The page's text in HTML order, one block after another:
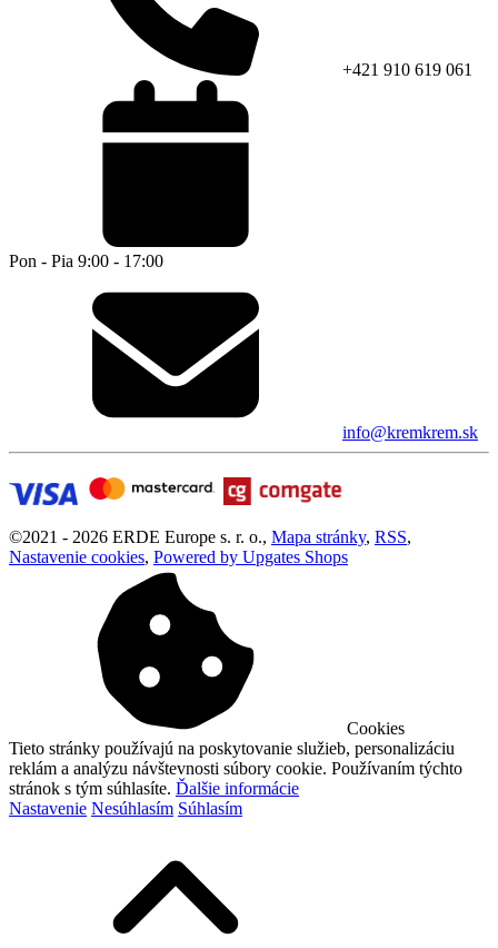
+421 910 619 061
Pon - Pia 9:00 - 17:00
info@kremkrem.sk
©2021 - 2026 ERDE Europe s. r. o., Mapa stránky, RSS,
Nastavenie cookies, Powered by Upgates Shops
Cookies
Tieto stránky používajú na poskytovanie služieb, personalizáciu
reklám a analýzu návštevnosti súbory cookie. Používaním týchto
stránok s tým súhlasíte. Ďalšie informácie
Nastavenie Nesúhlasím Súhlasím